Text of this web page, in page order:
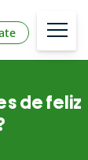
de feliz